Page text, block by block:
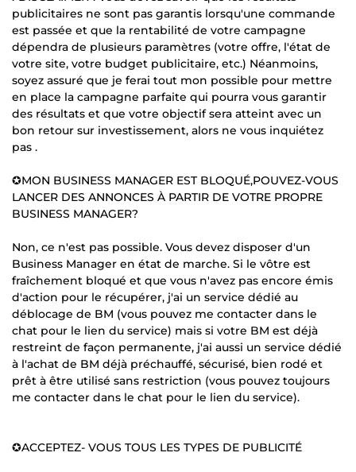
publicitaires ne sont pas garantis lorsqu'une commande
est passée et que la rentabilité de votre campagne
dépendra de plusieurs paramètres (votre offre, l'état de
votre site, votre budget publicitaire, etc.) Néanmoins,
soyez assuré que je ferai tout mon possible pour mettre
en place la campagne parfaite qui pourra vous garantir
des résultats et que votre objectif sera atteint avec un
bon retour sur investissement, alors ne vous inquiétez
pas .
✪MON BUSINESS MANAGER EST BLOQUÉ,POUVEZ-VOUS
LANCER DES ANNONCES À PARTIR DE VOTRE PROPRE
BUSINESS MANAGER?
Non, ce n'est pas possible. Vous devez disposer d'un
Business Manager en état de marche. Si le vôtre est
fraîchement bloqué et que vous n'avez pas encore émis
d'action pour le récupérer, j'ai un service dédié au
déblocage de BM (vous pouvez me contacter dans le
chat pour le lien du service) mais si votre BM est déjà
restreint de façon permanente, j'ai aussi un service dédié
à l'achat de BM déjà préchauffé, sécurisé, bien rodé et
prêt à être utilisé sans restriction (vous pouvez toujours
me contacter dans le chat pour le lien du service).
✪ACCEPTEZ- VOUS TOUS LES TYPES DE PUBLICITÉ